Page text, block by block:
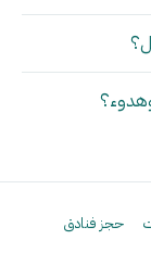
حجز فنادق